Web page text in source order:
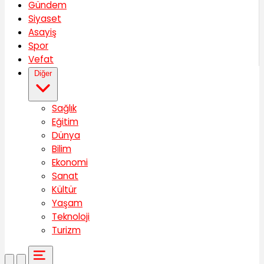
Gündem
Siyaset
Asayiş
Spor
Vefat
Diğer
Sağlık
Eğitim
Dünya
Bilim
Ekonomi
Sanat
Kültür
Yaşam
Teknoloji
Turizm